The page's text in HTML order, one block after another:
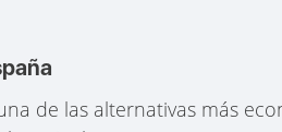
de las alternativas más